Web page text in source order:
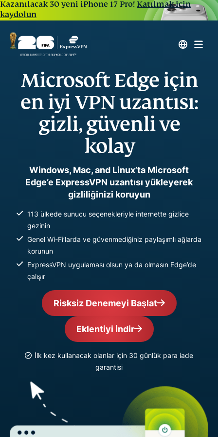
Kazanılacak 30 yeni iPhone 17 Pro! Katılmak için
kaydolun
Microsoft Edge için
en iyi VPN uzantısı:
gizli, güvenli ve
kolay
Windows, Mac, and Linux’ta Microsoft
Edge’e ExpressVPN uzantısı yükleyerek
gizliliğinizi koruyun
113 ülkede sunucu seçenekleriyle internette gizlice
gezinin
Genel Wi-Fi’larda ve güvenmediğiniz paylaşımlı ağlarda
korunun
ExpressVPN uygulaması olsun ya da olmasın Edge’de
çalışır
Risksiz Denemeyi Başlat
Eklentiyi İndir
İlk kez kullanacak olanlar için 30 günlük para iade
garantisi